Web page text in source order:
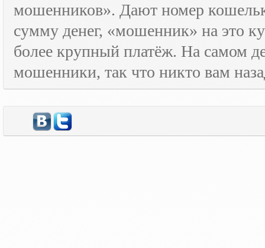
мошенников». Дают номер
сумму денег, «мошенник» на это
более крупный платёж. На самом
мошенники, так что никто вам